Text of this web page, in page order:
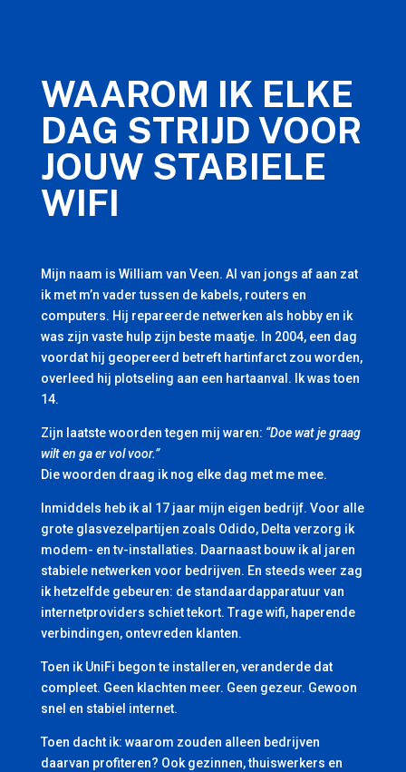
WAAROM IK ELKE
DAG STRIJD VOOR
JOUW STABIELE
WIFI
Mijn naam is William van Veen. Al van jongs af aan zat
ik met m’n vader tussen de kabels, routers en
computers. Hij repareerde netwerken als hobby en ik
was zijn vaste hulp zijn beste maatje. In 2004, een dag
voordat hij geopereerd betreft hartinfarct zou worden,
overleed hij plotseling aan een hartaanval. Ik was toen
14.
Zijn laatste woorden tegen mij waren: “Doe wat je graag
wilt en ga er vol voor.”
Die woorden draag ik nog elke dag met me mee.
Inmiddels heb ik al 17 jaar mijn eigen bedrijf. Voor alle
grote glasvezelpartijen zoals Odido, Delta verzorg ik
modem- en tv-installaties. Daarnaast bouw ik al jaren
stabiele netwerken voor bedrijven. En steeds weer zag
ik hetzelfde gebeuren: de standaardapparatuur van
internetproviders schiet tekort. Trage wifi, haperende
verbindingen, ontevreden klanten.
Toen ik UniFi begon te installeren, veranderde dat
compleet. Geen klachten meer. Geen gezeur. Gewoon
snel en stabiel internet.
Toen dacht ik: waarom zouden alleen bedrijven
daarvan profiteren? Ook gezinnen, thuiswerkers en